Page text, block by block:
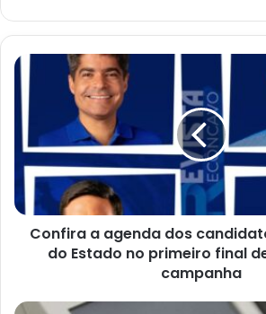
Confira
agenda
dos
candidatos
ao
Governo
do
Estado
primeiro
semana
Confira a agenda dos
do Estado no primeiro final
campanha
Bahia: